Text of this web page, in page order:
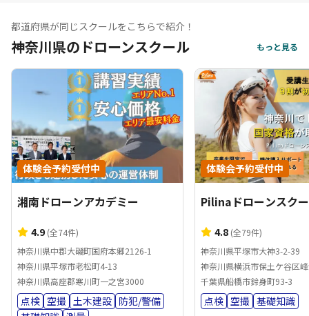
都道府県が同じスクールをこちらで紹介！
神奈川県のドローンスクール もっと見る
体験会予約受付中
湘南ドローンアカデミー
4.9 (全74件)
神奈川県中郡大磯町国府本郷2126-1
神奈川県平塚市老松町4-13
神奈川県高座郡寒川町一之宮3000
点検 空撮 土木建設 防犯/警備
体験会予約受付中
Pilinaドローンスク
4.8 (全79件)
神奈川県平塚市大神3-2-39
神奈川県横浜市保土ケ谷区
千葉県船橋市鈴身町93-3
点検 空撮 基礎知識